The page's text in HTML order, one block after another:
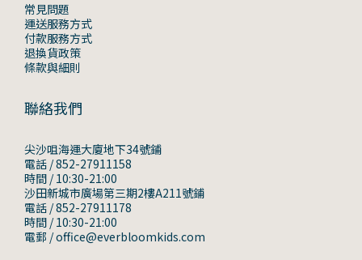
常見問題
運送服務方式
付款服務方式
退換貨政策
條款與細則
聯絡我們
尖沙咀海運大廈地下34號鋪
電話 / 852-27911158
時間 / 10:30-21:00
沙田新城市廣場第三期2樓A211號鋪
電話 / 852-27911178
時間 / 10:30-21:00
電郵 / office@everbloomkids.com